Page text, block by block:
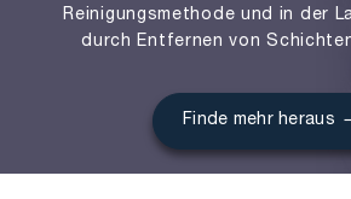
Reinigungsmethode und in der
durch Entfernen von
Finde mehr heraus